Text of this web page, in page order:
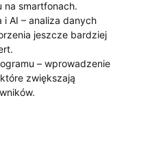
na smartfonach.
AI – analiza danych
jeszcze bardziej
– wprowadzenie
zwiększają